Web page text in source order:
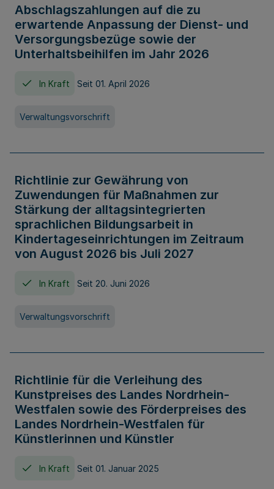
Abschlagszahlungen auf die zu
erwartende Anpassung der Dienst- und
Versorgungsbezüge sowie der
Unterhaltsbeihilfen im Jahr 2026
In Kraft Seit 01. April 2026
Verwaltungsvorschrift
Richtlinie zur Gewährung von
Zuwendungen für Maßnahmen zur
Stärkung der alltagsintegrierten
sprachlichen Bildungsarbeit in
Kindertageseinrichtungen im Zeitraum
von August 2026 bis Juli 2027
In Kraft Seit 20. Juni 2026
Verwaltungsvorschrift
Richtlinie für die Verleihung des
Kunstpreises des Landes Nordrhein-
Westfalen sowie des Förderpreises des
Landes Nordrhein-Westfalen für
Künstlerinnen und Künstler
In Kraft Seit 01. Januar 2025